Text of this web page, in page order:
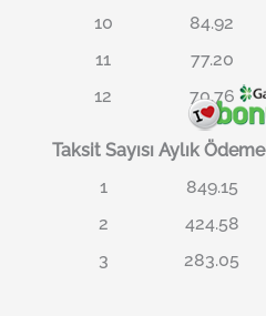
10
84.92
11
77.20
12
70.76
Taksit Sayısı Aylık Ödeme
1
849.15
2
424.58
3
283.05